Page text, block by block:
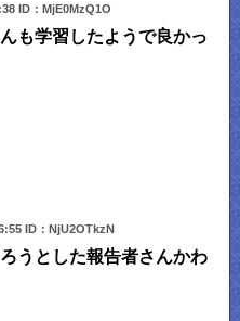
ID：MjE0MzQ1O
も学習したようで良かっ
ID：NjU2OTkzN
うとした報告者さんかわ